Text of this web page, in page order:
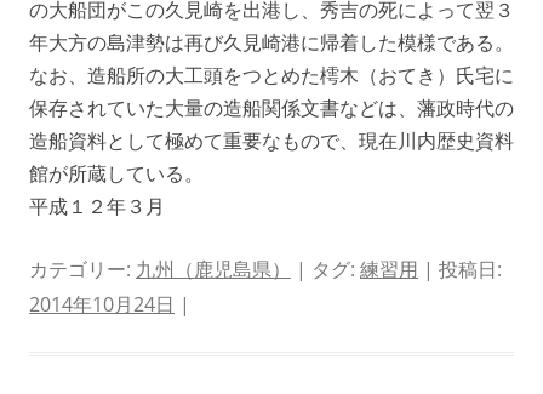
の大船団がこの久見崎を出港し、秀吉の死によって翌３
年大方の島津勢は再び久見崎港に帰着した模様である。
なお、造船所の大工頭をつとめた樗木（おてき）氏宅に
保存されていた大量の造船関係文書などは、藩政時代の
造船資料として極めて重要なもので、現在川内歴史資料
館が所蔵している。
平成１２年３月
カテゴリー: 九州（鹿児島県） | タグ: 練習用 | 投稿日:
2014年10月24日 |